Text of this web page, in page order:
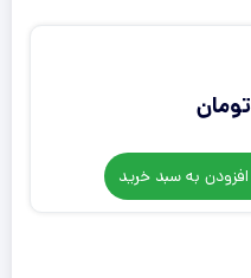
تومان
افزودن به سبد خرید